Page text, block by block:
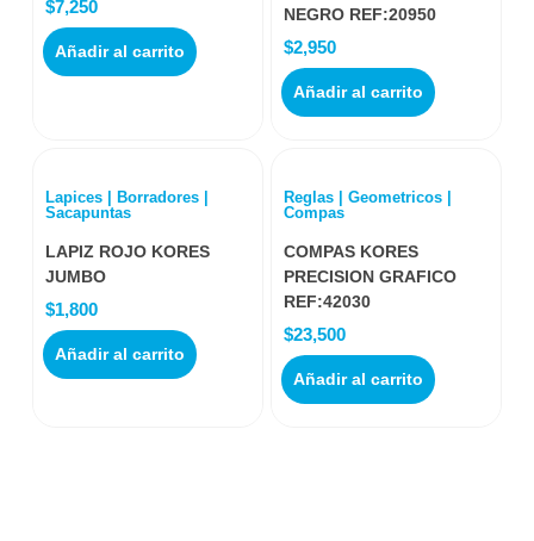
$7,250
Añadir al carrito
NEGRO REF:20950
$2,950
Añadir al carrito
Lapices | Borradores |
Sacapuntas
LAPIZ ROJO KORES
JUMBO
$1,800
Añadir al carrito
Reglas | Geometricos |
Compas
COMPAS KORES
PRECISION GRAFICO
REF:42030
$23,500
Añadir al carrito